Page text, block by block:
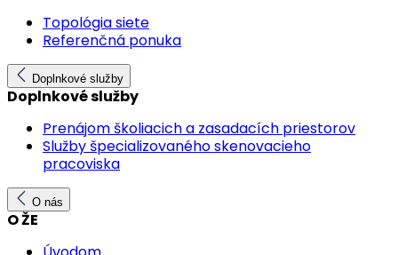
Topológia siete
Referenčná ponuka
Doplnkové služby
Doplnkové služby
Prenájom školiacich a zasadacích priestorov
Služby špecializovaného skenovacieho
pracoviska
O nás
O ŽE